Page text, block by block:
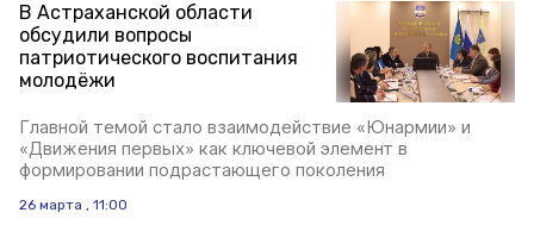
В Астраханской области
обсудили вопросы
патриотического воспитания
молодёжи
Главной темой стало взаимодействие «Юнармии» и
«Движения первых» как ключевой элемент в
формировании подрастающего поколения
26 марта , 11:00